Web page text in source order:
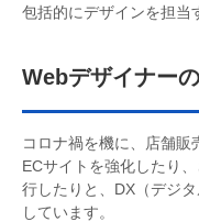
包括的にデザインを担当
Webデザイナー
コロナ禍を機に、店舗
ECサイトを強化したり
行したりと、DX（デジ
しています。